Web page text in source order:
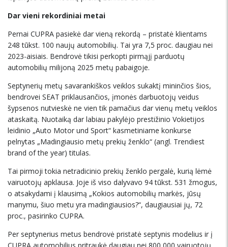
Dar vieni rekordiniai metai
Pernai CUPRA pasiekė dar vieną rekordą – pristatė klientams
248 tūkst. 100 naujų automobilių. Tai yra 7,5 proc. daugiau nei
2023-aisiais. Bendrovė tikisi perkopti pirmąjį parduotų
automobilių milijoną 2025 metų pabaigoje.
Septynerių metų savarankiškos veiklos sukaktį mininčios šios,
bendrovei SEAT priklausančios, įmonės darbuotojų veidus
šypsenos nutvieskė ne vien tik pamačius dar vienų metų veiklos
ataskaitą. Nuotaiką dar labiau pakylėjo prestižinio Vokietijos
leidinio „Auto Motor und Sport“ kasmetiniame konkurse
pelnytas „Madingiausio metų prekių ženklo“ (angl. Trendiest
brand of the year) titulas.
Tai pirmoji tokia netradicinio prekių ženklo pergalė, kurią lėmė
vairuotojų apklausa. Joje iš viso dalyvavo 94 tūkst. 531 žmogus,
o atsakydami į klausimą „Kokios automobilių markės, jūsų
manymu, šiuo metu yra madingiausios?“, daugiausiai jų, 72
proc., pasirinko CUPRA.
Per septynerius metus bendrovė pristatė septynis modelius ir į